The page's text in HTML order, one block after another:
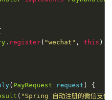
. register( "wechat" , this );
( PayRequest request )
{
( "Spring 自动注册的微信支付